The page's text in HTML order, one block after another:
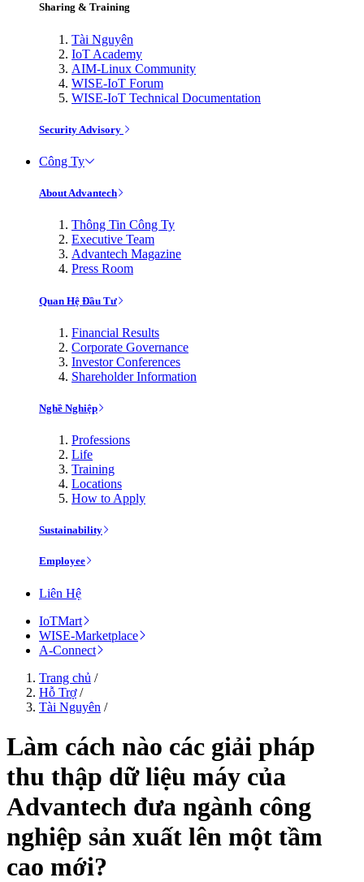
Sharing & Training
Tài Nguyên
IoT Academy
AIM-Linux Community
WISE-IoT Forum
WISE-IoT Technical Documentation
Security Advisory
Công Ty
About Advantech
Thông Tin Công Ty
Executive Team
Advantech Magazine
Press Room
Quan Hệ Đầu Tư
Financial Results
Corporate Governance
Investor Conferences
Shareholder Information
Nghề Nghiệp
Professions
Life
Training
Locations
How to Apply
Sustainability
Employee
Liên Hệ
IoTMart
WISE-Marketplace
A-Connect
Trang chủ /
Hỗ Trợ/
Tài Nguyên /
Làm cách nào các giải pháp
thu thập dữ liệu máy của
Advantech đưa ngành công
nghiệp sản xuất lên một tầm
cao mới?